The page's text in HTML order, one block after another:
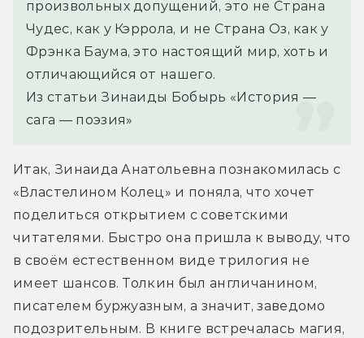
произвольных допущений, это не Страна
Чудес, как у Кэррола, и не Страна Оз, как у
Фрэнка Баума, это настоящий мир, хоть и
отличающийся от нашего.
Из статьи Зинаиды Бобырь «История —
сага — поэзия»
Итак, Зинаида Анатольевна познакомилась с
«Властелином Колец» и поняла, что хочет
поделиться открытием с советскими
читателями. Быстро она пришла к выводу, что
в своём естественном виде трилогия не
имеет шансов. Толкин был англичанином,
писателем буржуазным, а значит, заведомо
подозрительным. В книге встречалась магия,